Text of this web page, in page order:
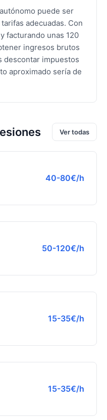
puede ser
adecuadas. Con
facturando unas 120
ingresos brutos
descontar impuestos
aproximado sería de
Ver todas
40-80€/h
50-120€/h
15-35€/h
15-35€/h